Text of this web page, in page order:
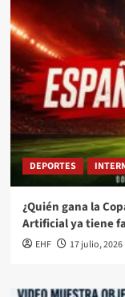
DEPORTES
¿Quién gana la
Artificial ya tiene
EHF 17 julio, 2026